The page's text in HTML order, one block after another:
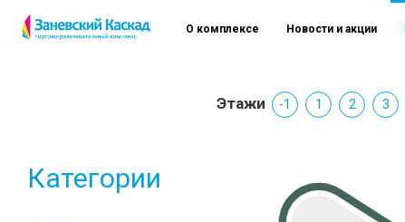
Категории
О комплексе Новости и акции
Этажи -1 1 2 3